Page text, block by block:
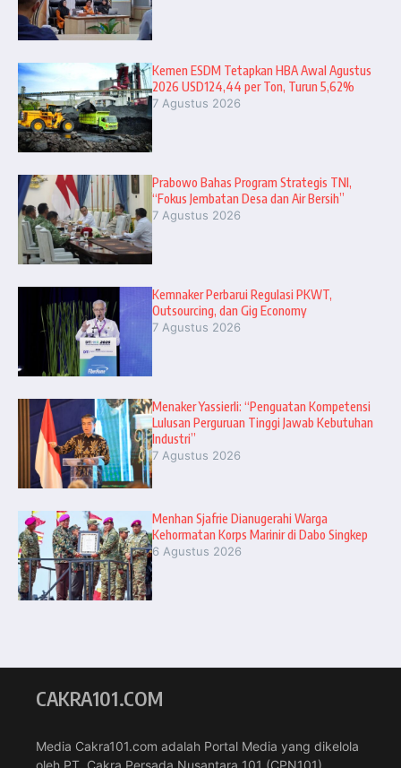
Kemen ESDM Tetapkan HBA Awal Agustus
2026 USD124,44 per Ton, Turun 5,62%
7 Agustus 2026
Prabowo Bahas Program Strategis TNI,
“Fokus Jembatan Desa dan Air Bersih”
7 Agustus 2026
Kemnaker Perbarui Regulasi PKWT,
Outsourcing, dan Gig Economy
7 Agustus 2026
Menaker Yassierli: “Penguatan Kompetensi
Lulusan Perguruan Tinggi Jawab Kebutuhan
Industri”
7 Agustus 2026
Menhan Sjafrie Dianugerahi Warga
Kehormatan Korps Marinir di Dabo Singkep
6 Agustus 2026
CAKRA101.COM
Media Cakra101.com adalah Portal Media yang dikelola